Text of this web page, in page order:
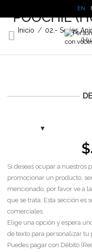
EN
POOCHIE
Inicio / 02.- Series
$
Si deseas ocupar a nuestros
promocionar un producto,
mencionado, por favor ve a
que se trata. Esta sección es
comerciales.
Elige una opción y espera
de texto para personalizar tu
Puedes pagar con Débito